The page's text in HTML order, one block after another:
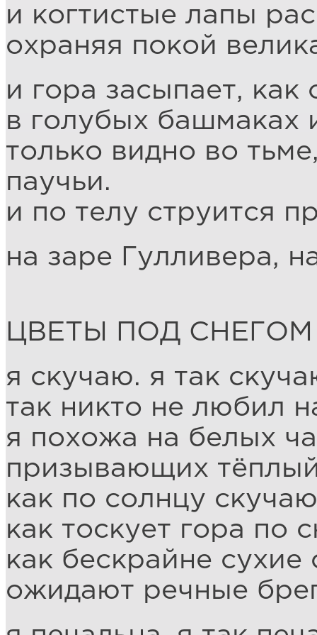
и когтистые лапы
охраняя покой
и гора засыпает, как
в голубых башмаках
только видно во
паучьи.
и по телу струится
на заре Гулливера,
ЦВЕТЫ ПОД СНЕГОМ
я скучаю. я так
так никто не любил
я похожа на белых
призывающих
как по солнцу
как тоскует гора по
как бескрайне сухие
ожидают речные